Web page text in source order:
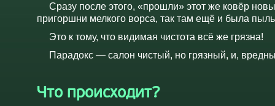
Сразу после этого, «прошли» этот же ковёр
пригоршни мелкого ворса, так там ещё и была
Это к тому, что видимая чистота всё же грязна!
Парадокс — салон чистый, но грязный, и,
Что происходит?